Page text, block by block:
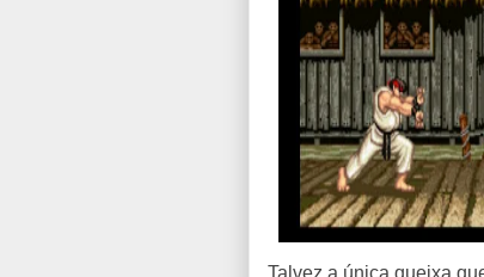
Talvez a única queixa